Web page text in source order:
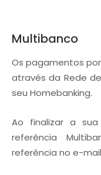
Multibanco
Os pagamentos
através da Rede
seu Homebanking.
Ao finalizar a
referência
referência no e-